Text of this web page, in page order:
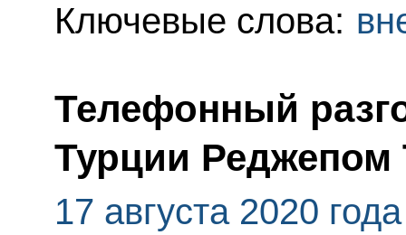
Ключевые слова:
Телефонный
Турции
17 августа 2020 года